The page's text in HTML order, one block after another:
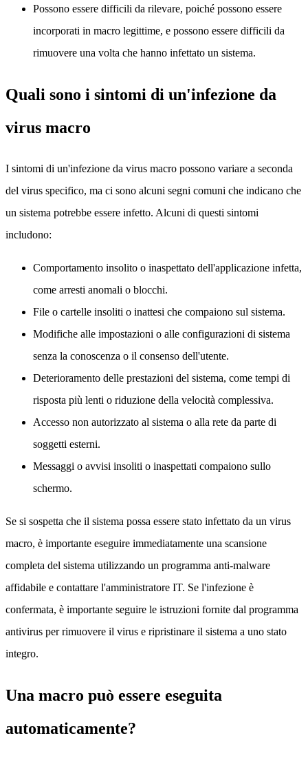
Possono essere difficili da rilevare, poiché possono essere
incorporati in macro legittime, e possono essere difficili da
rimuovere una volta che hanno infettato un sistema.
Quali sono i sintomi di un'infezione da
virus macro
I sintomi di un'infezione da virus macro possono variare a seconda
del virus specifico, ma ci sono alcuni segni comuni che indicano che
un sistema potrebbe essere infetto. Alcuni di questi sintomi
includono:
Comportamento insolito o inaspettato dell'applicazione infetta,
come arresti anomali o blocchi.
File o cartelle insoliti o inattesi che compaiono sul sistema.
Modifiche alle impostazioni o alle configurazioni di sistema
senza la conoscenza o il consenso dell'utente.
Deterioramento delle prestazioni del sistema, come tempi di
risposta più lenti o riduzione della velocità complessiva.
Accesso non autorizzato al sistema o alla rete da parte di
soggetti esterni.
Messaggi o avvisi insoliti o inaspettati compaiono sullo
schermo.
Se si sospetta che il sistema possa essere stato infettato da un virus
macro, è importante eseguire immediatamente una scansione
completa del sistema utilizzando un programma anti-malware
affidabile e contattare l'amministratore IT. Se l'infezione è
confermata, è importante seguire le istruzioni fornite dal programma
antivirus per rimuovere il virus e ripristinare il sistema a uno stato
integro.
Una macro può essere eseguita
automaticamente?